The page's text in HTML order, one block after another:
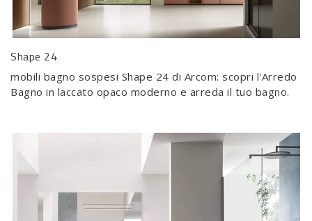
Shape 24
mobili bagno sospesi Shape 24 di Arcom: scopri l'Arredo
Bagno in laccato opaco moderno e arreda il tuo bagno.